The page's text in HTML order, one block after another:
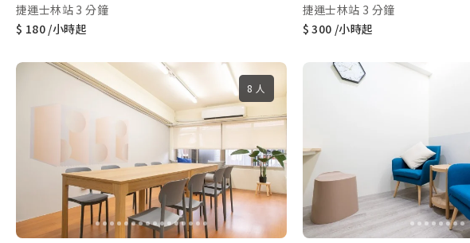
捷運士林站 3 分鐘
$ 180 /小時起
捷運士林站 3 分鐘
$ 300 /小時起
8 人